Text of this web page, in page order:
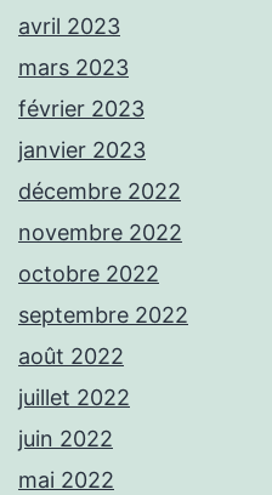
avril 2023
mars 2023
février 2023
janvier 2023
décembre 2022
novembre 2022
octobre 2022
septembre 2022
août 2022
juillet 2022
juin 2022
mai 2022